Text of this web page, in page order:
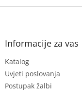
F
Informacije za vas
Katalog
Uvjeti poslovanja
Postupak žalbi